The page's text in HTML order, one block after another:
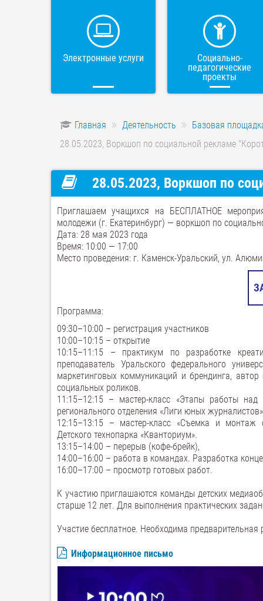
Электронные услуги
Социально-
педагогические
проекты
Главная Деятельность Базовая
28.05.2023, Воркшоп по социальной рекламе
28.05.2023, Воркшоп по
Приглашаем учащихся на БЕСПЛАТНОЕ
молодежи (г. Екатеринбург) — воркшоп по
Дата: 28 мая 2023 года
Время: 10:00 — 17:00
Место проведения: г. Каменск-Уральский, ул.
Программа:
09:30–10:00 – регистрация участников
10:00–10:15 – открытие
10:15–11:15 – практикум по разработке
преподаватель Уральского федерального
маркетинговых коммуникаций и брендинга,
социальных роликов.
11:15–12:15 – мастер-класс «Этапы работы
регионального отделения «Лиги юных
12:15–13:15 – мастер-класс «Съемка и монтаж
Детского технопарка «Кванториум».
13:15–14:00 – перерыв (кофе-брейк),
14:00–16:00 – работа в командах. Разработка
16:00–17:00 – просмотр готовых работ.
К участию приглашаются команды детских
старше 12 лет. Для выполнения практических
Участие бесплатное. Необходима предварительная
Информационное письмо